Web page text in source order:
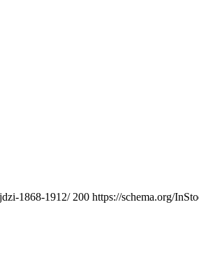
1868-1912/ 200 https://schema.org/